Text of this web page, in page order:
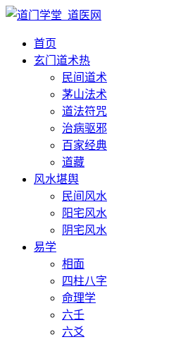
首页
玄门道术热
民间道术
茅山法术
道法符咒
治病驱邪
百家经典
道藏
风水堪舆
民间风水
阳宅风水
阴宅风水
易学
相面
四柱八字
命理学
六壬
六爻